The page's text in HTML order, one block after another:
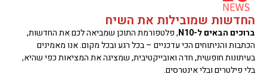
החדשות שמובילות את השיח
ברוכים הבאים ל-N10
, פלטפורמת התוכן שמביאה לכם את החדשות,
הכתבות והניתוחים הכי עדכניים – בכל רגע ובכל מקום. אנו מאמינים
בעיתונות חופשית, חדה ואובייקטיבית, שמציגה את המציאות כפי שהיא,
בלי פילטרים ובלי אינטרסים.